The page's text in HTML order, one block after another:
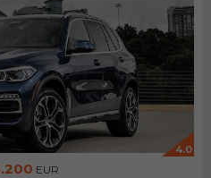
4.0
EUR